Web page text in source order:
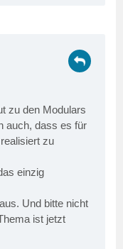
zu den Modulars
auch, dass es für
zu
einzig
Und bitte nicht
ist jetzt